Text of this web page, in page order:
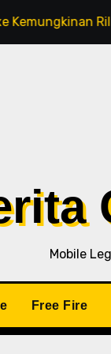
Lebih Lama
Mobile
Free Fire